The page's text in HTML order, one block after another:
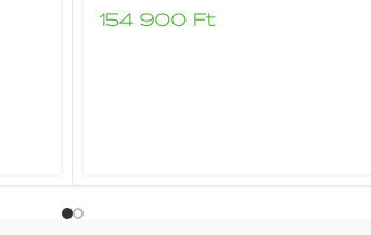
154 900 Ft